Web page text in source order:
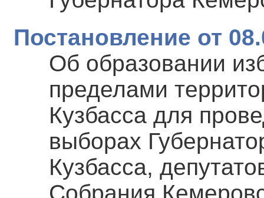
Постановление от
Об образовании
пределами
Кузбасса для
выборах
Кузбасса,